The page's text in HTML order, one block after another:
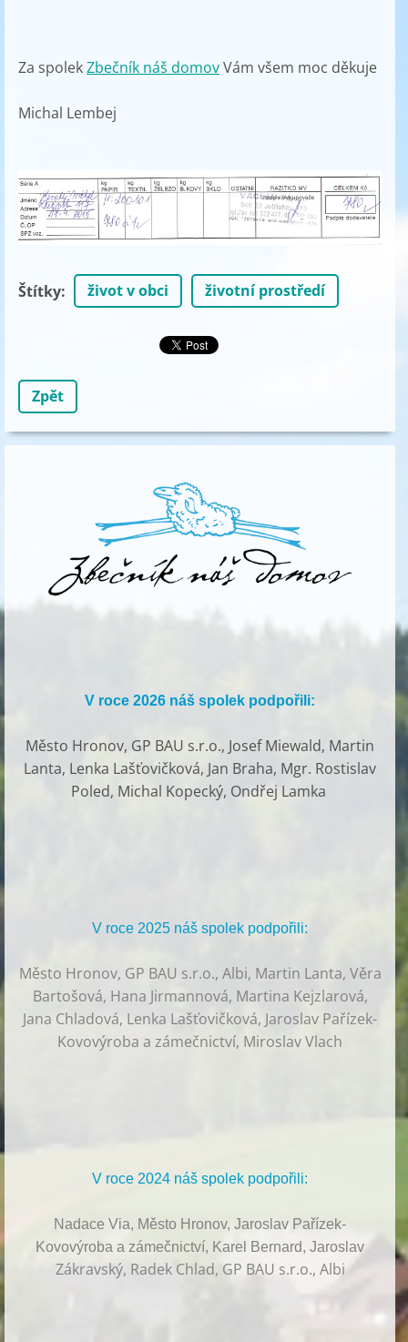
Za spolekZbečník náš domovVám všem moc děkuje
Michal Lembej
Štítky: život v obci životní prostředí
Zpět
V roce 2026 náš spolek podpořili:
Město Hronov, GP BAU s.r.o., Josef Miewald, Martin
Lanta, Lenka Lašťovičková, Jan Braha, Mgr. Rostislav
Poled, Michal Kopecký, Ondřej Lamka
V roce 2025 náš spolek podpořili:
Město Hronov, GP BAU s.r.o., Albi, Martin Lanta, Věra
Bartošová, Hana Jirmannová, Martina Kejzlarová,
Jana Chladová, Lenka Lašťovičková, Jaroslav Pařízek-
Kovovýroba a zámečnictví, Miroslav Vlach
V roce 2024 náš spolek podpořili:
Nadace Via, Město Hronov, Jaroslav Pařízek-
Kovovýroba a zámečnictví, Karel Bernard, Jaroslav
Zákravský, Radek Chlad, GP BAU s.r.o., Albi